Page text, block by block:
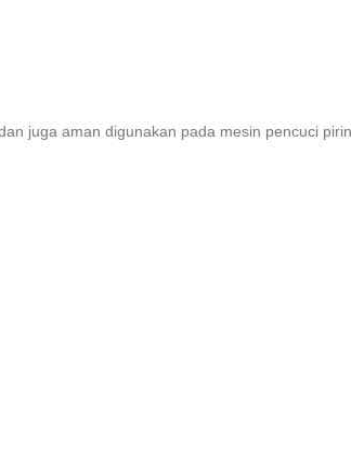
juga aman digunakan pada mesin pencuci